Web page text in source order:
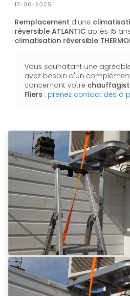
17-06-2025
Remplacement d'une
réversible ATLANTIC après 15
climatisation réversible
Vous souhaitant une
avez besoin d'un
concernant votre
Fliers : prenez contact dès à